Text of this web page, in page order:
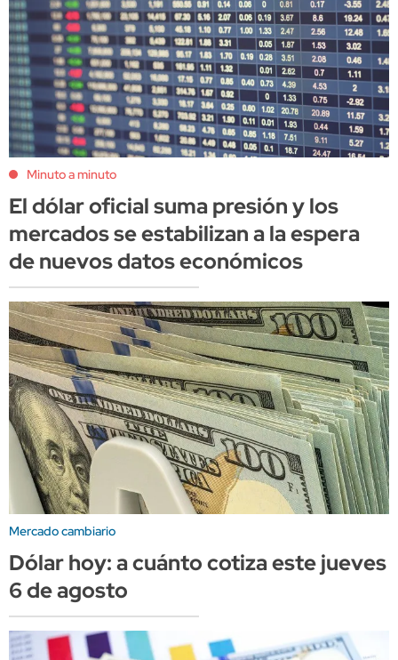
Minuto a minuto
El dólar oficial suma presión y los
mercados se estabilizan a la espera
de nuevos datos económicos
Mercado cambiario
Dólar hoy: a cuánto cotiza este jueves
6 de agosto